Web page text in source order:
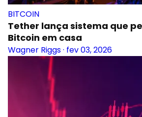
BITCOIN
Tether lança sistema que
Bitcoin em casa
Wagner Riggs· fev 03, 2026